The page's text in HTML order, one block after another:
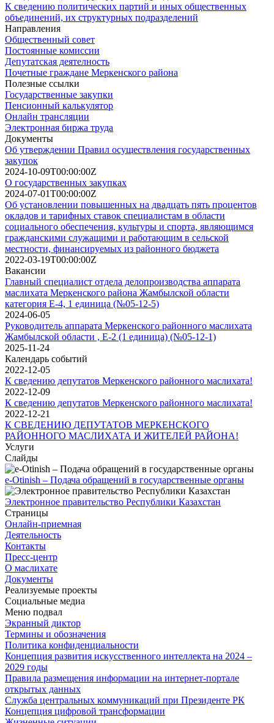
К сведению политических партий и иных общественных
объединений, их структурных подразделений
Направления
Общественный совет
Постоянные комиссии
Депутатская деятелность
Почетные граждане Меркенского района
Полезные ссылки
Государственные закупки
Пенсионный калькулятор
Онлайн трансляции
Электронная биржа труда
Документы
Об утверждении Правил осуществления государственных
закупок
2024-10-09T00:00:00Z
О государственных закупках
2024-07-01T00:00:00Z
Об установлении повышенных на двадцать пять процентов
окладов и тарифных ставок специалистам в области
социального обеспечения, культуры и спорта, являющимся
гражданскими служащими и работающим в сельской
местности, финансируемых из районного бюджета
2022-03-19T00:00:00Z
Вакансии
Главный специалист отдела делопроизводства аппарата
маслихата Меркенского района Жамбылской области
категория Е-4, 1 единица (№05-12-5)
2024-06-05
Руководитель аппарата Меркенского районного маслихата
Жамбылской области , E-2 (1 единица) (№05-12-1)
2025-11-24
Календарь событий
2022-12-05
К сведению депутатов Меркенского районного маслихата!
2022-12-09
К сведению депутатов Меркенского районного маслихата!
2022-12-21
К СВЕДЕНИЮ ДЕПУТАТОВ МЕРКЕНСКОГО
РАЙОННОГО МАСЛИХАТА И ЖИТЕЛЕЙ РАЙОНА!
Услуги
Слайды
e-Otinish – Подача обращений в государственные органы
Электронное правительство Республики Казахстан
Страницы
Онлайн-приемная
Деятельность
Контакты
Пресс-центр
О маслихате
Документы
Реализуемые проекты
Социальные медиа
Меню подвал
Экранный диктор
Термины и обозначения
Политика конфиденциальности
Концепция развития искусственного интеллекта на 2024 –
2029 годы
Правила размещения информации на интернет-портале
открытых данных
Служба центральных коммуникаций при Президенте РК
Концепция цифровой трансформации